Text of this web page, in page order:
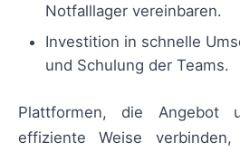
Notfalllager vereinbaren.
Investition in schnelle
und Schulung der Teams.
Plattformen, die Angebot
effiziente Weise